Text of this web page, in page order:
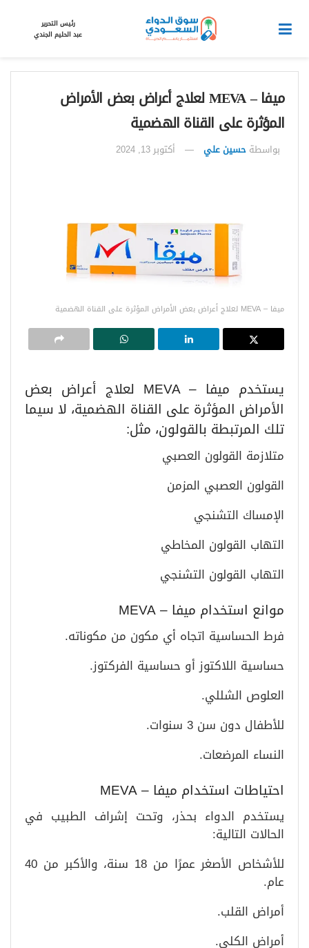
رئيس التحرير
عبد الحليم الجندي
ميفا – MEVA لعلاج أعراض بعض الأمراض
المؤثرة على القناة الهضمية
بواسطة حسين علي أكتوبر 13, 2024
ميفا – MEVA لعلاج أعراض بعض الأمراض المؤثرة على القناة الهضمية
يستخدم ميفا – MEVA لعلاج أعراض بعض
الأمراض المؤثرة على القناة الهضمية، لا سيما
تلك المرتبطة بالقولون، مثل:
متلازمة القولون العصبي
القولون العصبي المزمن
الإمساك التشنجي
التهاب القولون المخاطي
التهاب القولون التشنجي
موانع استخدام ميفا – MEVA
فرط الحساسية اتجاه أي مكون من مكوناته.
حساسية اللاكتوز أو حساسية الفركتوز.
العلوص الشللي.
للأطفال دون سن 3 سنوات.
النساء المرضعات.
احتياطات استخدام ميفا – MEVA
يستخدم الدواء بحذر، وتحت إشراف الطبيب في
الحالات التالية:
للأشخاص الأصغر عمرًا من 18 سنة، والأكبر من 40
عام.
أمراض القلب.
أمراض الكلى.